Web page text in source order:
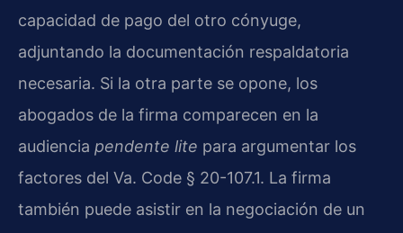
capacidad de pago del otro cónyuge,
adjuntando la documentación respaldatoria
necesaria. Si la otra parte se opone, los
abogados de la firma comparecen en la
audiencia pendente lite para argumentar los
factores del Va. Code § 20-107.1. La firma
también puede asistir en la negociación de un